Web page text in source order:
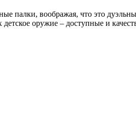
палки, воображая, что это
оружие – доступные и